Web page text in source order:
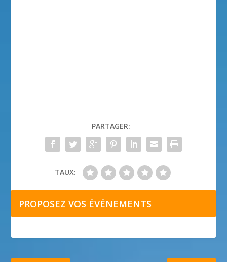
PARTAGER:
TAUX:
PROPOSEZ VOS ÉVÉNEMENTS